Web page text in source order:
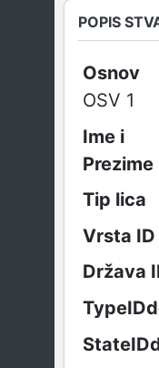
POPIS
Osnov
OSV 1